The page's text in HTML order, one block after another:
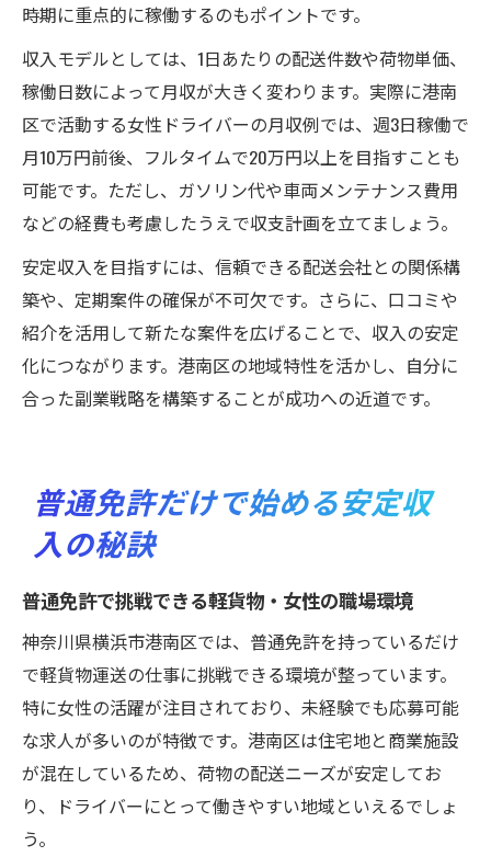
時期に重点的に稼働するのもポイントです。
収入モデルとしては、1日あたりの配送件数や荷物単価、
稼働日数によって月収が大きく変わります。実際に港南
区で活動する女性ドライバーの月収例では、週3日稼働で
月10万円前後、フルタイムで20万円以上を目指すことも
可能です。ただし、ガソリン代や車両メンテナンス費用
などの経費も考慮したうえで収支計画を立てましょう。
安定収入を目指すには、信頼できる配送会社との関係構
築や、定期案件の確保が不可欠です。さらに、口コミや
紹介を活用して新たな案件を広げることで、収入の安定
化につながります。港南区の地域特性を活かし、自分に
合った副業戦略を構築することが成功への近道です。
普通免許だけで始める安定収
入の秘訣
普通免許で挑戦できる軽貨物・女性の職場環境
神奈川県横浜市港南区では、普通免許を持っているだけ
で軽貨物運送の仕事に挑戦できる環境が整っています。
特に女性の活躍が注目されており、未経験でも応募可能
な求人が多いのが特徴です。港南区は住宅地と商業施設
が混在しているため、荷物の配送ニーズが安定してお
り、ドライバーにとって働きやすい地域といえるでしょ
う。